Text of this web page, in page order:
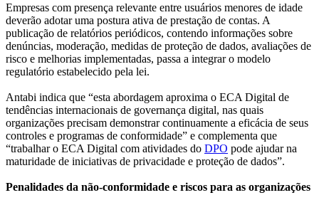
Empresas com presença relevante entre usuários menores de idade
deverão adotar uma postura ativa de prestação de contas. A
publicação de relatórios periódicos, contendo informações sobre
denúncias, moderação, medidas de proteção de dados, avaliações de
risco e melhorias implementadas, passa a integrar o modelo
regulatório estabelecido pela lei.
Antabi indica que “esta abordagem aproxima o ECA Digital de
tendências internacionais de governança digital, nas quais
organizações precisam demonstrar continuamente a eficácia de seus
controles e programas de conformidade” e complementa que
“trabalhar o ECA Digital com atividades do DPO pode ajudar na
maturidade de iniciativas de privacidade e proteção de dados”.
Penalidades da não-conformidade e riscos para as organizações